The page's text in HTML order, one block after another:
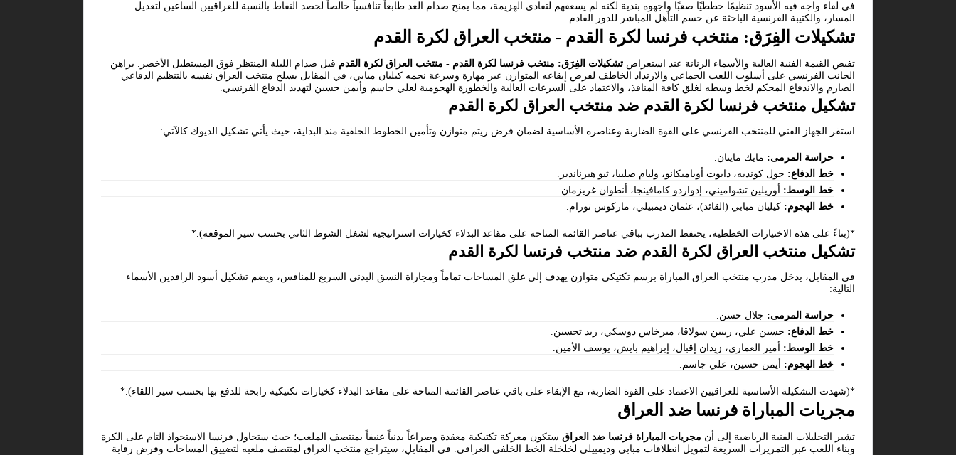
في لقاء واجه فيه الأسود تنظيمًا خططيًا صعبًا واجهوه بندية لكنه لم يسعفهم لتفادي الهزيمة، مما يمنح صدام الغد طابعاً تنافسياً خالصاً لحصد النقاط بالنسبة للعراقيين الساعين لتعديل
المسار، والكتيبة الفرنسية الباحثة عن حسم التأهل المباشر للدور القادم.
تشكيلات الفِرَق: منتخب فرنسا لكرة القدم - منتخب العراق لكرة القدم
تفيض القيمة الفنية العالية والأسماء الرنانة عند استعراض تشكيلات الفِرَق: منتخب فرنسا لكرة القدم - منتخب العراق لكرة القدم قبل صدام الليلة المنتظر فوق المستطيل الأخضر. يراهن
الجانب الفرنسي على أسلوب اللعب الجماعي والارتداد الخاطف لفرض إيقاعه المتوازن عبر مهارة وسرعة نجمه كيليان مبابي، في المقابل يسلح منتخب العراق نفسه بالتنظيم الدفاعي
الصارم والاندفاع المحكم لخط وسطه لغلق كافة المنافذ، والاعتماد على السرعات العالية والخطورة الهجومية لعلي جاسم وأيمن حسين لتهديد الدفاع الفرنسي.
تشكيل منتخب فرنسا لكرة القدم ضد منتخب العراق لكرة القدم
استقر الجهاز الفني للمنتخب الفرنسي على القوة الضاربة وعناصره الأساسية لضمان فرض ريتم متوازن وتأمين الخطوط الخلفية منذ البداية، حيث يأتي تشكيل الديوك كالآتي:
حراسة المرمى: مايك ماينان.
خط الدفاع: جول كونديه، دايوت أوباميكانو، وليام صليبا، ثيو هيرنانديز.
خط الوسط: أوريلين تشواميني، إدواردو كامافينجا، أنطوان غريزمان.
خط الهجوم: كيليان مبابي (القائد)، عثمان ديمبيلي، ماركوس تورام.
*(بناءً على هذه الاختيارات الخططية، يحتفظ المدرب بباقي عناصر القائمة المتاحة على مقاعد البدلاء كخيارات استراتيجية لشغل الشوط الثاني بحسب سير الموقعة).*
تشكيل منتخب العراق لكرة القدم ضد منتخب فرنسا لكرة القدم
في المقابل، يدخل مدرب منتخب العراق المباراة برسم تكتيكي متوازن يهدف إلى غلق المساحات تماماً ومجاراة النسق البدني السريع للمنافس، ويضم تشكيل أسود الرافدين الأسماء
التالية:
حراسة المرمى: جلال حسن.
خط الدفاع: حسين علي، ريبين سولاقا، ميرخاس دوسكي، زيد تحسين.
خط الوسط: أمير العماري، زيدان إقبال، إبراهيم بايش، يوسف الأمين.
خط الهجوم: أيمن حسين، علي جاسم.
*(شهدت التشكيلة الأساسية للعراقيين الاعتماد على القوة الضاربة، مع الإبقاء على باقي عناصر القائمة المتاحة على مقاعد البدلاء كخيارات تكتيكية رابحة للدفع بها بحسب سير اللقاء).*
مجريات المباراة فرنسا ضد العراق
تشير التحليلات الفنية الرياضية إلى أن مجريات المباراة فرنسا ضد العراق ستكون معركة تكتيكية معقدة وصراعاً بدنياً عنيفاً بمنتصف الملعب؛ حيث ستحاول فرنسا الاستحواذ التام على الكرة
وبناء اللعب عبر التمريرات السريعة لتمويل انطلاقات مبابي وديمبيلي لخلخلة الخط الخلفي العراقي. في المقابل، سيتراجع منتخب العراق لمنتصف ملعبه لتضييق المساحات وفرض رقابة